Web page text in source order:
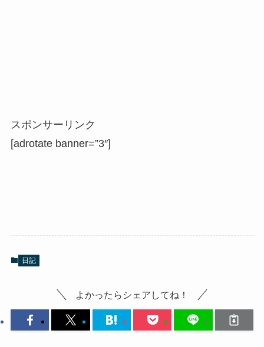
スポンサーリンク
[adrotate banner=”3″]
日記
よかったらシェアしてね！